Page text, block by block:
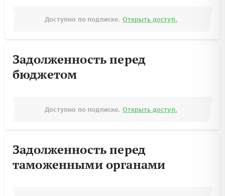
Доступно по подписке. Открыть доступ.
Задолженность перед
бюджетом
Доступно по подписке. Открыть доступ.
Задолженность перед
таможенными органами